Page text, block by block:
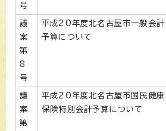
号
議
案
第
8
号
平成20年度北名古屋市一般会計
予算について
議
案
第
平成20年度北名古屋市国民健康
保険特別会計予算について